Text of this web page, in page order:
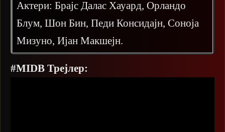
Актери: Брајс Далас Хауард, Орландо
Блум, Шон Бин, Педи Консидајн, Соноја
Мизуно, Ијан Макшејн.
#MIDB Трејлер: